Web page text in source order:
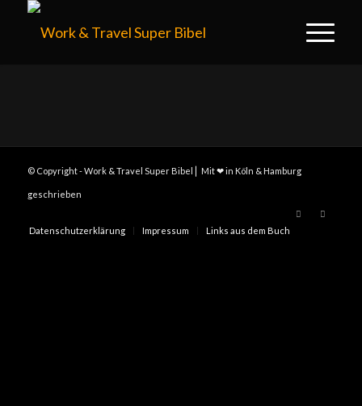
© Copyright - Work & Travel Super Bibel ⎢ Mit ❤ in Köln & Hamburg
geschrieben
Datenschutzerklärung Impressum Links aus dem Buch